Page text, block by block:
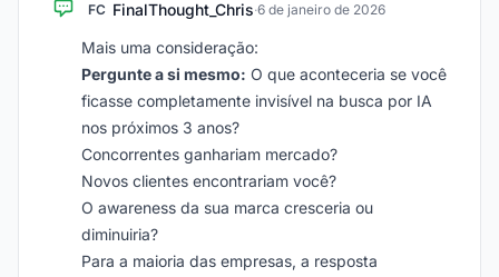
FC FinalThought_Chris·6 de janeiro de 2026
Mais uma consideração:
Pergunte a si mesmo: O que aconteceria se você
ficasse completamente invisível na busca por IA
nos próximos 3 anos?
Concorrentes ganhariam mercado?
Novos clientes encontrariam você?
O awareness da sua marca cresceria ou
diminuiria?
Para a maioria das empresas, a resposta